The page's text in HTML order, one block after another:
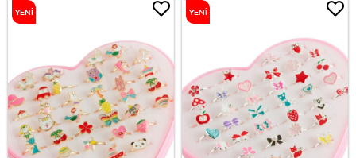
YENI YENI